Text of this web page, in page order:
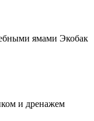
ямами Экобак
и дренажем